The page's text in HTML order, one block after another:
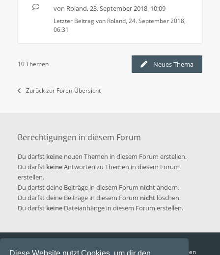
Diese Website nutzt Cookies, um dir den
von Roland,23. September 2018, 10:09
Letzter Beitrag von Roland, 24. September 2018,
06:31
Neues Thema
10 Themen
Zurück zur Foren-Übersicht
Berechtigungen in diesem Forum
Du darfst keine neuen Themen in diesem Forum erstellen.
Du darfst keineAntworten zu Themen in diesem Forum
erstellen.
Du darfst deine Beiträge in diesem Forum nichtändern.
Du darfst deine Beiträge in diesem Forum nicht löschen.
Du darfst keine Dateianhänge in diesem Forum erstellen.
Funga Austria FAQ Datenschutz Nutzungsbedingungen